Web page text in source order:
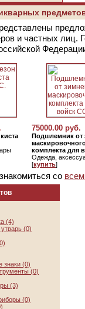
и частных лиц.
75000.00 руб.
Подшлемник от
комплекта для
Одежда,
[купить]
со
(4)
(0)
знаки (0)
(0)
(3)
(0)